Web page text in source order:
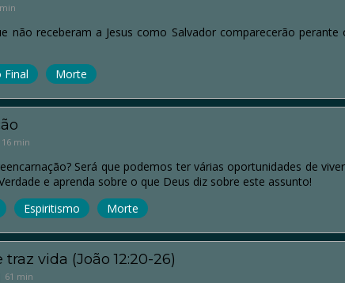
não receberam a Jesus como Salvador comparecerão
Final Morte
min
Será que podemos ter várias oportunidades de
e aprenda sobre o que Deus diz sobre este assunto!
Espiritismo Morte
vida (João 12:20-26)
61 min